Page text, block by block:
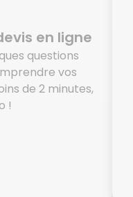
en ligne
questions
vos
de 2 minutes,
!